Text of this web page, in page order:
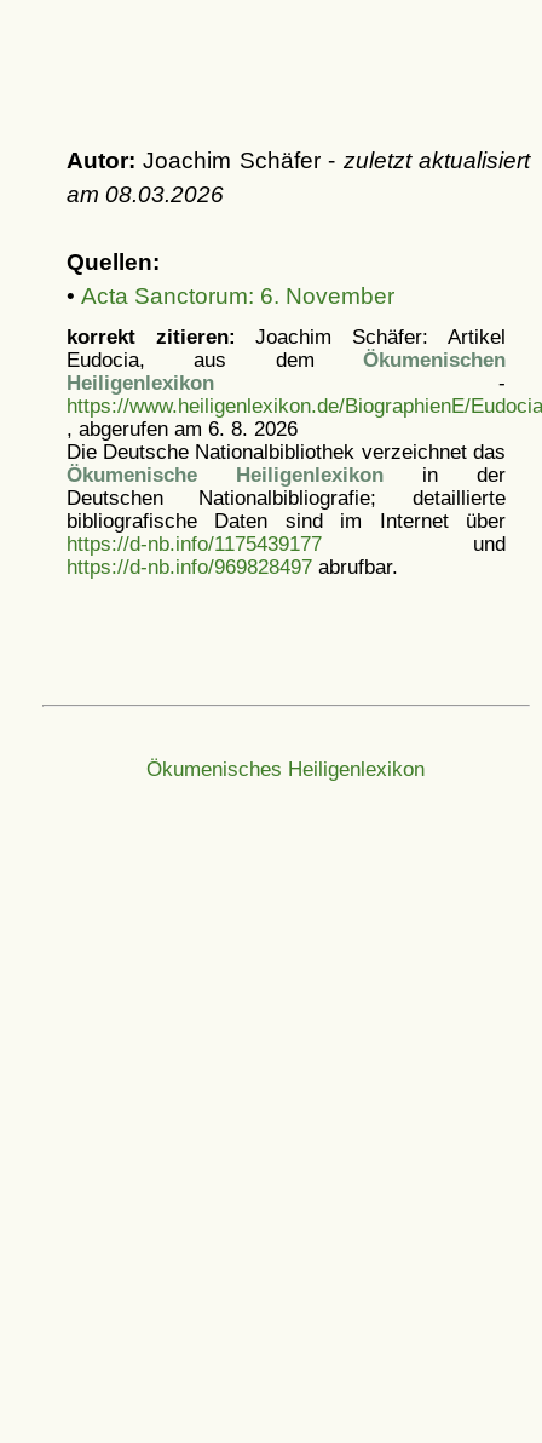
Autor: Joachim Schäfer - zuletzt aktualisiert
am 08.03.2026
Quellen:
• Acta Sanctorum: 6. November
korrekt zitieren: Joachim Schäfer: Artikel
Eudocia, aus dem Ökumenischen
Heiligenlexikon-
https://www.heiligenlexikon.de/BiographienE/
, abgerufen am 6. 8. 2026
Die Deutsche Nationalbibliothek verzeichnet das
Ökumenische Heiligenlexikonin der
Deutschen Nationalbibliografie; detaillierte
bibliografische Daten sind im Internet über
https://d-nb.info/1175439177und
https://d-nb.info/969828497abrufbar.
Ökumenisches Heiligenlexikon